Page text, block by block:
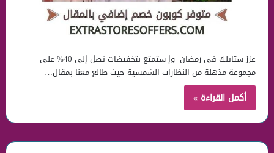
عزز ستايلك في رمضان وإ ستمتع بتخفيضات تصل إلى 40% على
مجموعة مذهلة من النظارات الشمسية حيث طالع معنا بمقال…
أكمل القراءة »